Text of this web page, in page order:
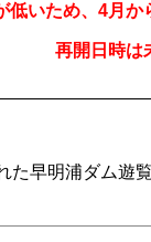
低いため、4月
再開日時は
た早明浦ダム遊覧